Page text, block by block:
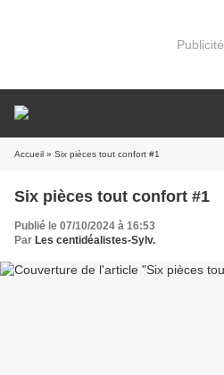
Publicité
Accueil » Six pièces tout confort #1
Six pièces tout confort #1
Publié le 07/10/2024 à 16:53
Par Les centidéalistes-Sylv.